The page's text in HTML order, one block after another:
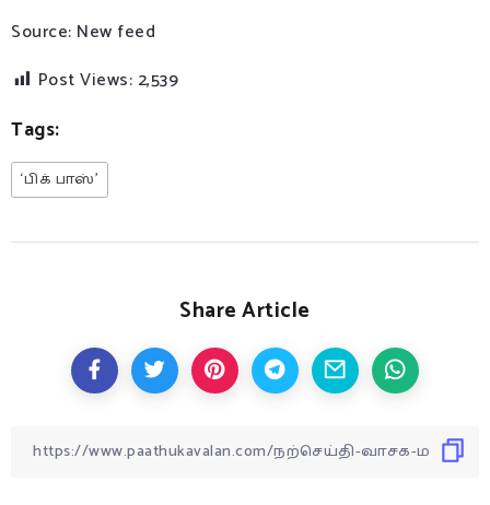
Source: New feed
Post Views: 2,539
Tags:
‘பிக் பாஸ்’
Share Article